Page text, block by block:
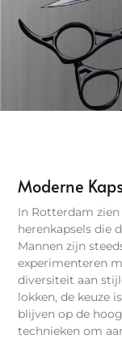
Moderne
In Rotterdam
herenkapsels die
Mannen zijn
experimenteren
diversiteit aan
lokken, de keuze
blijven op de
technieken om